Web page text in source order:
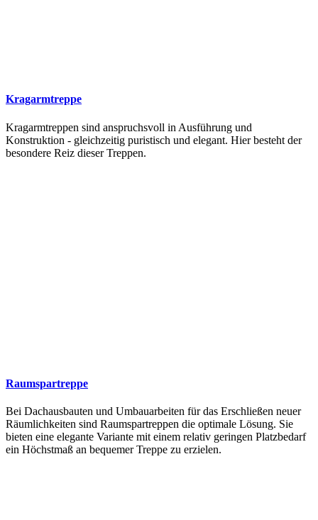
Kragarmtreppe
Kragarmtreppen sind anspruchsvoll in Ausführung und
Konstruktion - gleichzeitig puristisch und elegant. Hier besteht der
besondere Reiz dieser Treppen.
Raumspartreppe
Bei Dachausbauten und Umbauarbeiten für das Erschließen neuer
Räumlichkeiten sind Raumspartreppen die optimale Lösung. Sie
bieten eine elegante Variante mit einem relativ geringen Platzbedarf
ein Höchstmaß an bequemer Treppe zu erzielen.